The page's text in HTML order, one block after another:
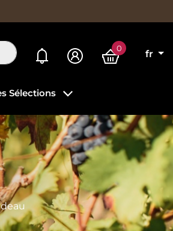
Mes alertes 0
fr
Sélections